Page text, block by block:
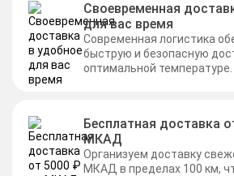
Своевременная
для вас время
Современная логистика
быструю и безопасную
оптимальной температуре.
Бесплатная доставка
МКАД
Организуем доставку
МКАД в пределах 100 км,